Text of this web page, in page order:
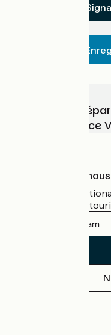
Choisissez,
vélo avec France
Qui sommes-
L'association
guide officiel du
Instagram